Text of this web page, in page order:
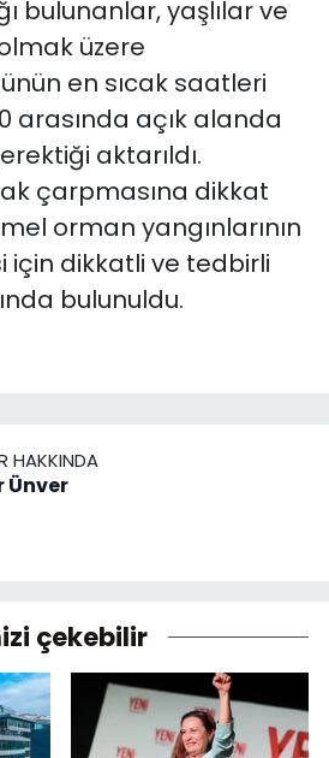
bulunanlar, yaşlılar ve
üzere
en sıcak saatleri
arasında açık alanda
aktarıldı.
çarpmasına dikkat
orman yangınlarının
için dikkatli ve tedbirli
bulunuldu.
HAKKINDA
Ünver
çekebilir